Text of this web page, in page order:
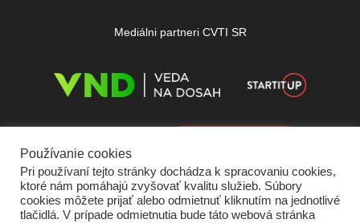
Mediálni partneri CVTI SR
Používanie cookies
Pri používaní tejto stránky dochádza k spracovaniu cookies,
ktoré nám pomáhajú zvyšovať kvalitu služieb. Súbory
cookies môžete prijať alebo odmietnuť kliknutím na jednotlivé
tlačidlá. V prípade odmietnutia bude táto webová stránka